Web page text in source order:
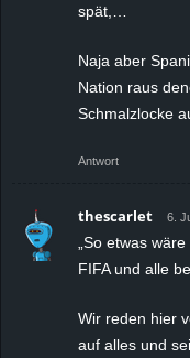
spät,…
Naja aber
Nation raus
Schmalzlocke
Antwort
thescarlet 6.
„So etwas
FIFA und alle
Wir reden hier
auf alles und